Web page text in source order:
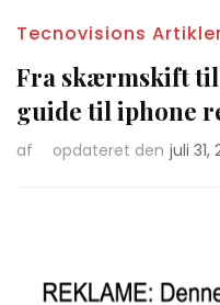
Tecnovisions
Fra skærmskift
guide til iphone
af opdateret den juli 31,